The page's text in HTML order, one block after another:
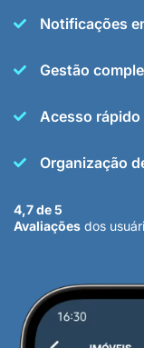
Notificações
Gestão
Acesso
Organização
4,7 de 5
Avaliações dos